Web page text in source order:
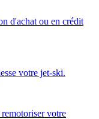
d'achat ou en crédit
votre jet-ski.
votre